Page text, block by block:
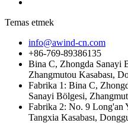
Temas etmek
info@awind-cn.com
+86-769-89386135
Bina C, Zhongda Sanayi
Zhangmutou Kasabası,
Fabrika 1: Bina C,
Sanayi Bölgesi,
Fabrika 2: No. 9 Long'an
Tangxia Kasabası,